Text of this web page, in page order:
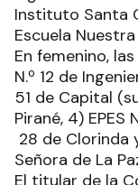
Instituto Santa
Escuela
En femenino,
N.º 12 de
51 de Capital
Pirané, 4) EPES
28 de Clorinda
Señora de La
El titular de la